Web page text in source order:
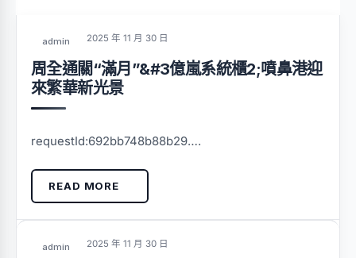
admin 2025 年 11 月 30 日
周全通關“滿月”&#3億嵐系統櫃2;噴鼻港迎
來繁華新光景
requestId:692bb748b88b29….
READ MORE
admin 2025 年 11 月 30 日